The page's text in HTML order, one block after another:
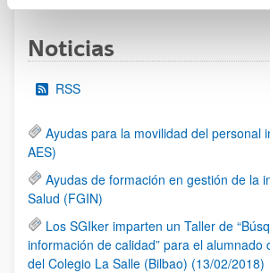
Noticias
RSS
Ayudas para la movilidad del personal
AES)
Ayudas de formación en gestión de la
Salud (FGIN)
Los SGIker imparten un Taller de
información de calidad” para el alumnado
del Colegio La Salle (Bilbao) (13/02/2018)